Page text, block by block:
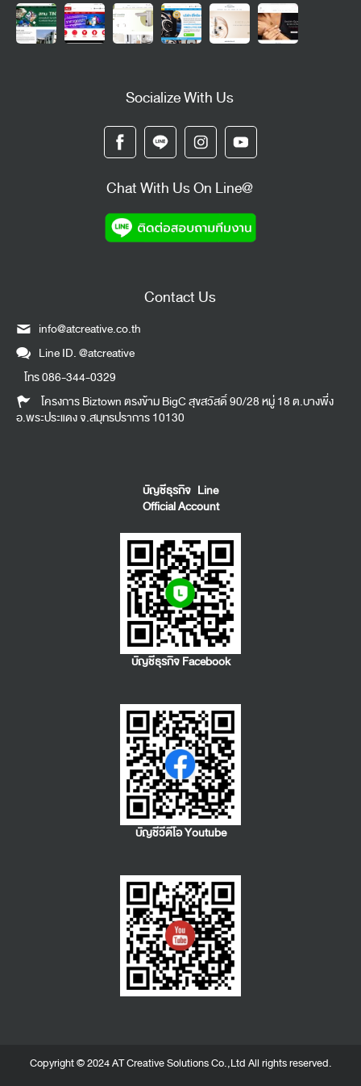
Socialize With Us
Chat With Us On Line@
Contact Us
info@atcreative.co.th
Line ID.@atcreative
โทร086-344-0329
โครงการ Biztown ตรงข้าม BigC สุขสวัสดิ์ 90/28 หมู่ 18 ต.บางพึ่ง
อ.พระประแดง จ.สมุทรปราการ 10130
บัญชีธุรกิจ Line
Official Account
บัญชีธุรกิจ Facebook
บัญชีวีดีโอ Youtube
Copyright © 2024 AT Creative Solutions Co.,Ltd All rights reserved.